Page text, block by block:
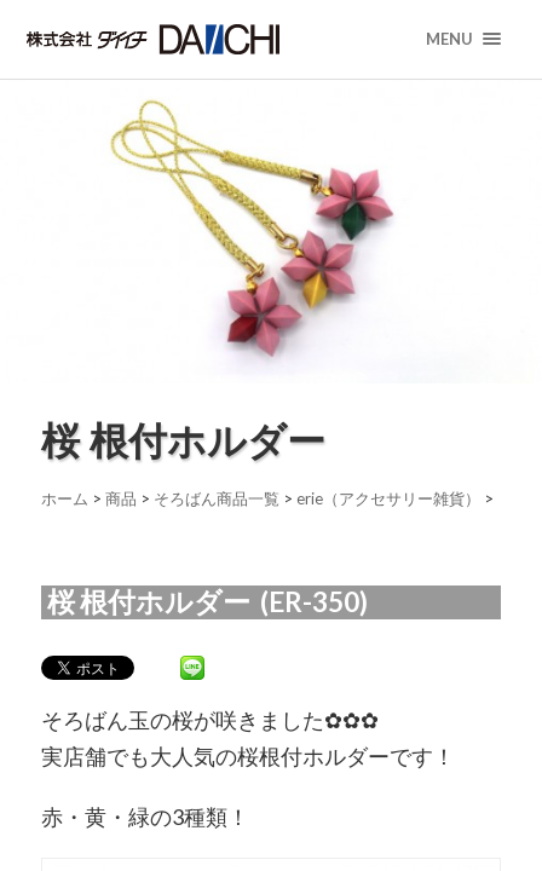
MENU
桜 根付ホルダー
ホーム > 商品 > そろばん商品一覧 > erie（アクセサリー雑貨） >
桜 根付ホルダー (ER-350)
そろばん玉の桜が咲きました✿✿✿
実店舗でも大人気の桜根付ホルダーです！
赤・黄・緑の3種類！